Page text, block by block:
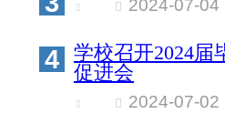
2024-07-04
4
学校召开2024届
促进会
2024-07-02